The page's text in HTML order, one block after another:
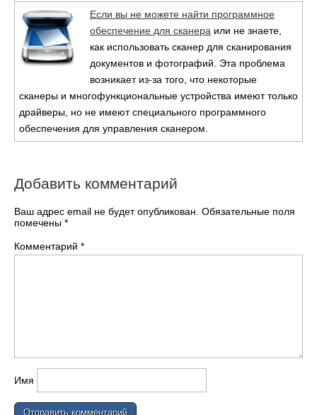
Если вы не можете найти программное
обеспечение для сканера или не знаете,
как использовать сканер для сканирования
документов и фотографий. Эта проблема
возникает из-за того, что некоторые
сканеры и многофункциональные устройства имеют только
драйверы, но не имеют специального программного
обеспечения для управления сканером.
Добавить комментарий
Ваш адрес email не будет опубликован. Обязательные поля
помечены *
Комментарий *
Имя